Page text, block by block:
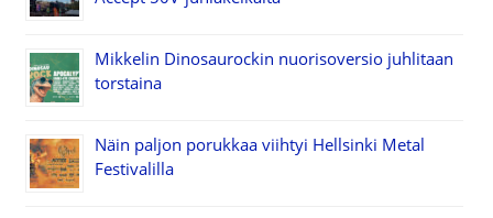
Mikkelin Dinosaurockin nuorisoversio juhlitaan
torstaina
Näin paljon porukkaa viihtyi Hellsinki Metal
Festivalilla